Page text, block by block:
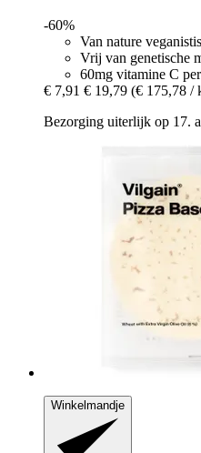
-60%
Van nature
Vrij van genetische
60mg vitamine C
€ 7,91 € 19,79 (€ 175,78 /
Bezorging uiterlijk op 17.
Winkelmandje